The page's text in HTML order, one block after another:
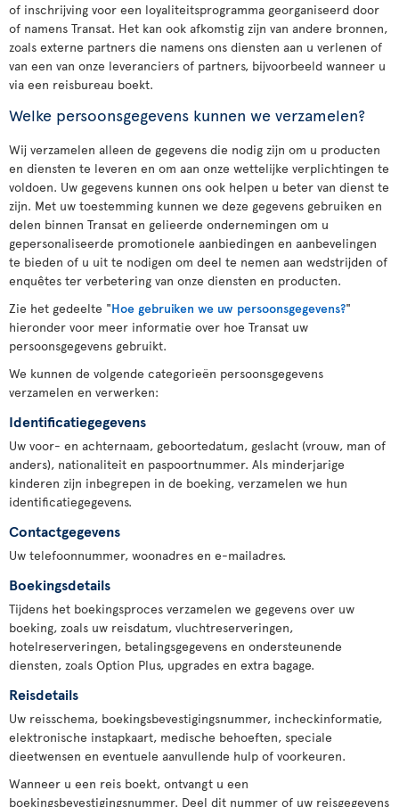
of inschrijving voor een loyaliteitsprogramma georganiseerd door
of namens Transat. Het kan ook afkomstig zijn van andere bronnen,
zoals externe partners die namens ons diensten aan u verlenen of
van een van onze leveranciers of partners, bijvoorbeeld wanneer u
via een reisbureau boekt.
Welke persoonsgegevens kunnen we verzamelen?
Wij verzamelen alleen de gegevens die nodig zijn om u producten
en diensten te leveren en om aan onze wettelijke verplichtingen te
voldoen. Uw gegevens kunnen ons ook helpen u beter van dienst te
zijn. Met uw toestemming kunnen we deze gegevens gebruiken en
delen binnen Transat en gelieerde ondernemingen om u
gepersonaliseerde promotionele aanbiedingen en aanbevelingen
te bieden of u uit te nodigen om deel te nemen aan wedstrijden of
enquêtes ter verbetering van onze diensten en producten.
Zie het gedeelte "Hoe gebruiken we uw persoonsgegevens?"
hieronder voor meer informatie over hoe Transat uw
persoonsgegevens gebruikt.
We kunnen de volgende categorieën persoonsgegevens
verzamelen en verwerken:
Identificatiegegevens
Uw voor- en achternaam, geboortedatum, geslacht (vrouw, man of
anders), nationaliteit en paspoortnummer. Als minderjarige
kinderen zijn inbegrepen in de boeking, verzamelen we hun
identificatiegegevens.
Contactgegevens
Uw telefoonnummer, woonadres en e-mailadres.
Boekingsdetails
Tijdens het boekingsproces verzamelen we gegevens over uw
boeking, zoals uw reisdatum, vluchtreserveringen,
hotelreserveringen, betalingsgegevens en ondersteunende
diensten, zoals Option Plus, upgrades en extra bagage.
Reisdetails
Uw reisschema, boekingsbevestigingsnummer, incheckinformatie,
elektronische instapkaart, medische behoeften, speciale
dieetwensen en eventuele aanvullende hulp of voorkeuren.
Wanneer u een reis boekt, ontvangt u een
boekingsbevestigingsnummer. Deel dit nummer of uw reisgegevens